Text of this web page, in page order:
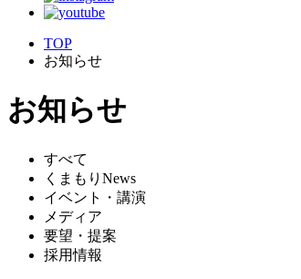
TOP
お知らせ
お知らせ
すべて
くまもりNews
イベント・講演
メディア
要望・提案
採用情報